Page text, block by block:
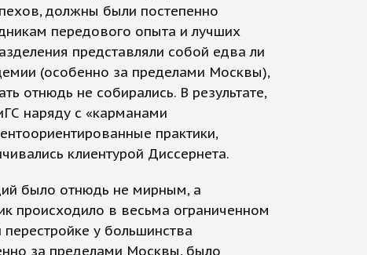
должны были постепенно
передового опыта и лучших
представляли собой едва ли
(особенно за пределами Москвы),
отнюдь не собирались. В результате,
наряду с «карманами
практики,
клиентурой Диссернета.
было отнюдь не мирным, а
происходило в весьма ограниченном
у большинства
за пределами Москвы, было